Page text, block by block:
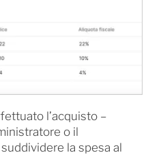
l’acquisto –
o il
la spesa al